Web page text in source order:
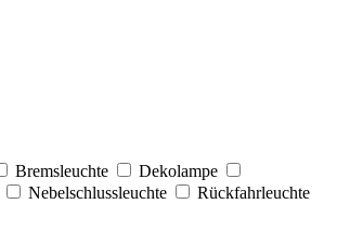
Bremsleuchte
Dekolampe
Nebelschlussleuchte
Rückfahrleuchte